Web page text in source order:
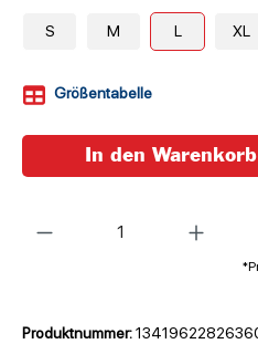
S M L XL
Größentabelle
In den Warenkorb
Produktnummer: